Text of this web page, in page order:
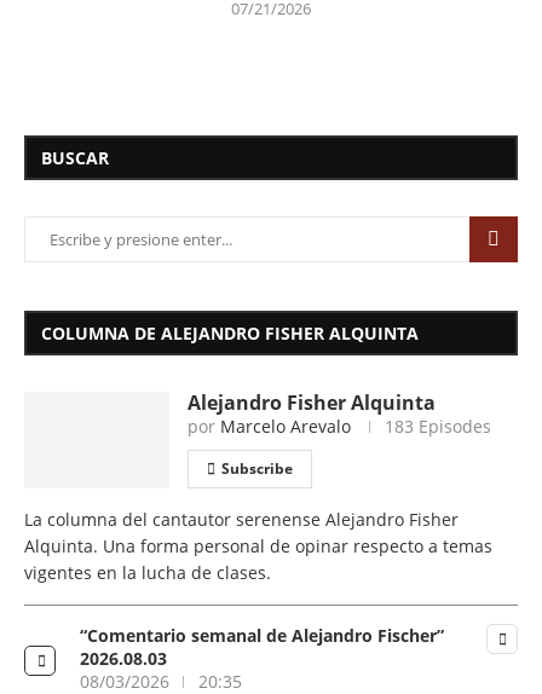
07/21/2026
BUSCAR
COLUMNA DE ALEJANDRO FISHER ALQUINTA
Alejandro Fisher Alquinta
por Marcelo Arevalo 183 Episodes
Subscribe
La columna del cantautor serenense Alejandro Fisher
Alquinta. Una forma personal de opinar respecto a temas
vigentes en la lucha de clases.
“Comentario semanal de Alejandro Fischer”
2026.08.03
08/03/2026
20:35